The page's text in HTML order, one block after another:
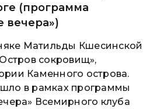
(программа
вечера»)
Матильды Кшесинской
сокровищ»,
Каменного острова.
в рамках программы
Всемирного клуба